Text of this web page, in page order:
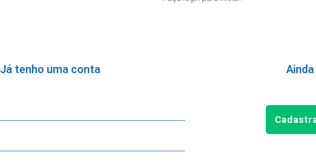
Já tenho uma conta